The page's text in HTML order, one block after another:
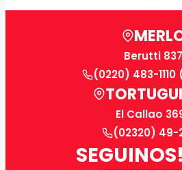
Berutti 837
(0220) 483-1110
El Callao
(02320) 49-
SEGUINOS!